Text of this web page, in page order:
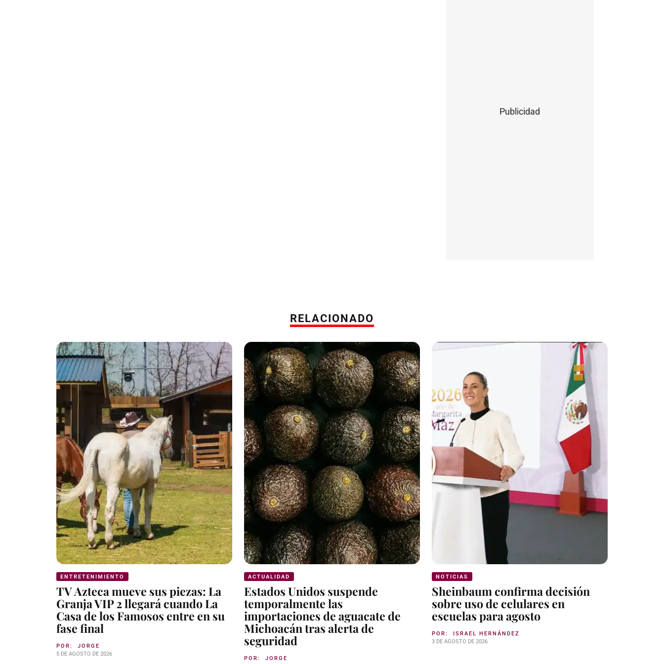
Publicidad
RELACIONADO
ENTRETENIMIENTO
TV Azteca mueve sus piezas: La
Granja VIP 2 llegará cuando La
Casa de los Famosos entre en su
fase final
POR: JORGE
5 DE AGOSTO DE 2026
ACTUALIDAD
Estados Unidos suspende
temporalmente las
importaciones de aguacate de
Michoacán tras alerta de
seguridad
POR: JORGE
NOTICIAS
Sheinbaum confirma decisión
sobre uso de celulares en
escuelas para agosto
POR: ISRAEL HERNÁNDEZ
3 DE AGOSTO DE 2026